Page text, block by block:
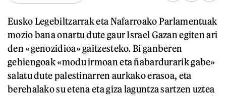
Eusko Legebiltzarrak eta Nafarroako Parlamentuak
mozio bana onartu dute gaur Israel Gazan egiten ari
den «genozidioa» gaitzesteko. Bi ganberen
gehiengoak «modu irmoan eta ñabardurarik gabe»
salatu dute palestinarren aurkako erasoa, eta
berehalako su etena eta giza laguntza sartzen uztea